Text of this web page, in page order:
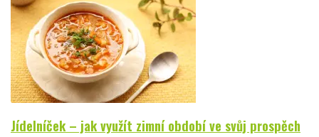
Jídelníček – jak využít zimní období ve svůj prospěch